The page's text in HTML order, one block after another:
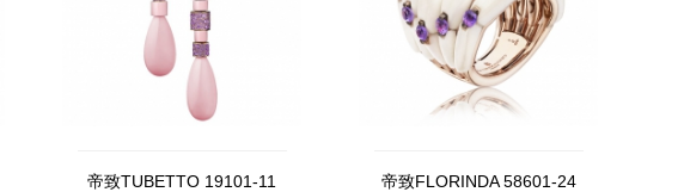
帝致TUBETTO 19101-11 帝致FLORINDA 58601-24